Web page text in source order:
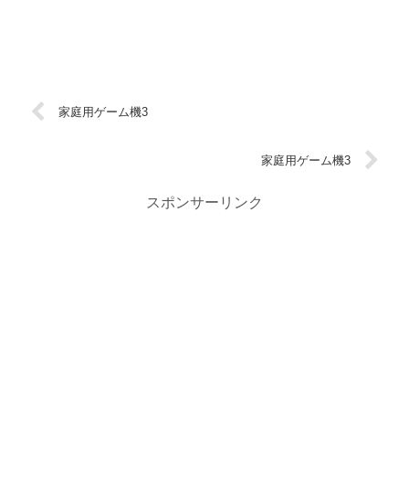
家庭用ゲーム機3
家庭用ゲーム機3
スポンサーリンク